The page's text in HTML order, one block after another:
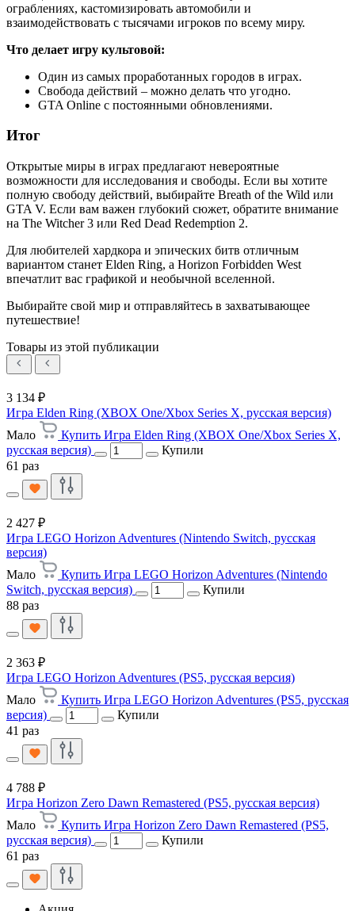
ограблениях, кастомизировать автомобили и
взаимодействовать с тысячами игроков по всему миру.
Что делает игру культовой:
Один из самых проработанных городов в играх.
Свобода действий – можно делать что угодно.
GTA Online с постоянными обновлениями.
Итог
Открытые миры в играх предлагают невероятные
возможности для исследования и свободы. Если вы хотите
полную свободу действий, выбирайте Breath of the Wild или
GTA V. Если вам важен глубокий сюжет, обратите внимание
на The Witcher 3 или Red Dead Redemption 2.
Для любителей хардкора и эпических битв отличным
вариантом станет Elden Ring, а Horizon Forbidden West
впечатлит вас графикой и необычной вселенной.
Выбирайте свой мир и отправляйтесь в захватывающее
путешествие!
Товары из этой публикации
3 134 ₽
Игра Elden Ring (XBOX One/Xbox Series X, русская версия)
Мало
Купить Игра Elden Ring (XBOX One/Xbox Series X,
русская версия)
Купили
61 раз
2 427 ₽
Игра LEGO Horizon Adventures (Nintendo Switch, русская
версия)
Мало
Купить Игра LEGO Horizon Adventures (Nintendo
Switch, русская версия)
Купили
88 раз
2 363 ₽
Игра LEGO Horizon Adventures (PS5, русская версия)
Мало
Купить Игра LEGO Horizon Adventures (PS5, русская
версия)
Купили
41 раз
4 788 ₽
Игра Horizon Zero Dawn Remastered (PS5, русская версия)
Мало
Купить Игра Horizon Zero Dawn Remastered (PS5,
русская версия)
Купили
61 раз